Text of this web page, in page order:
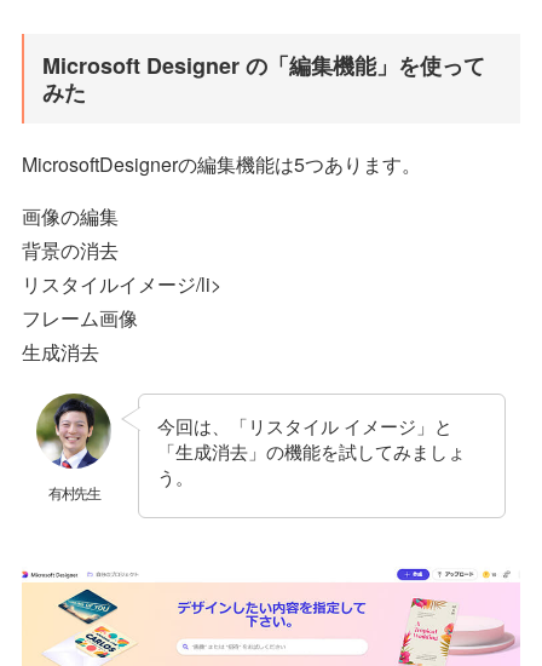
Microsoft Designer の「編集機能」を使って
みた
MicrosoftDesignerの編集機能は5つあります。
画像の編集
背景の消去
リスタイルイメージ/li>
フレーム画像
生成消去
有村先生
今回は、「リスタイル イメージ」と
「生成消去」の機能を試してみましょ
う。